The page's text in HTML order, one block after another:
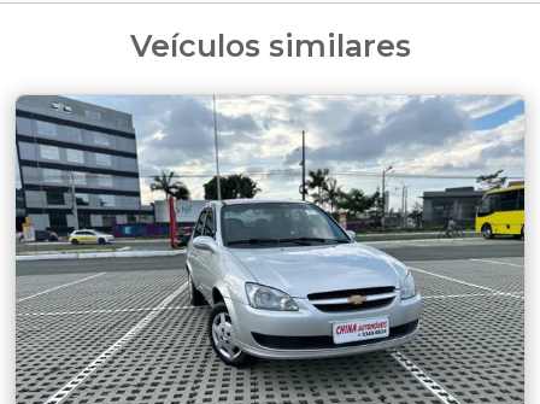
Veículos similares